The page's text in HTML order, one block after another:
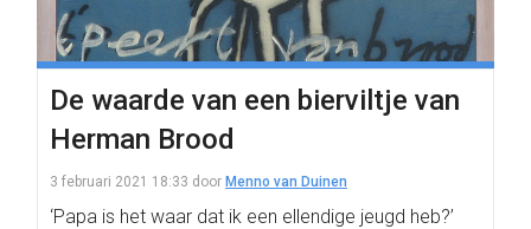
De waarde van een bierviltje van
Herman Brood
3 februari 2021 18:33 door Menno van Duinen
‘Papa is het waar dat ik een ellendige jeugd heb?’